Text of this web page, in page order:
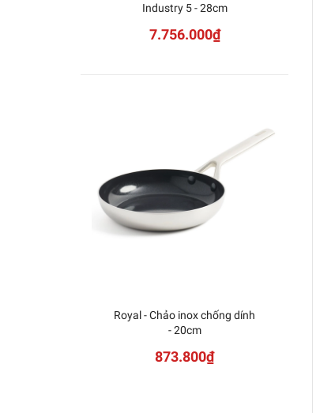
Industry 5 - 28cm
7.756.000₫
Royal - Chảo inox chống dính
- 20cm
873.800₫